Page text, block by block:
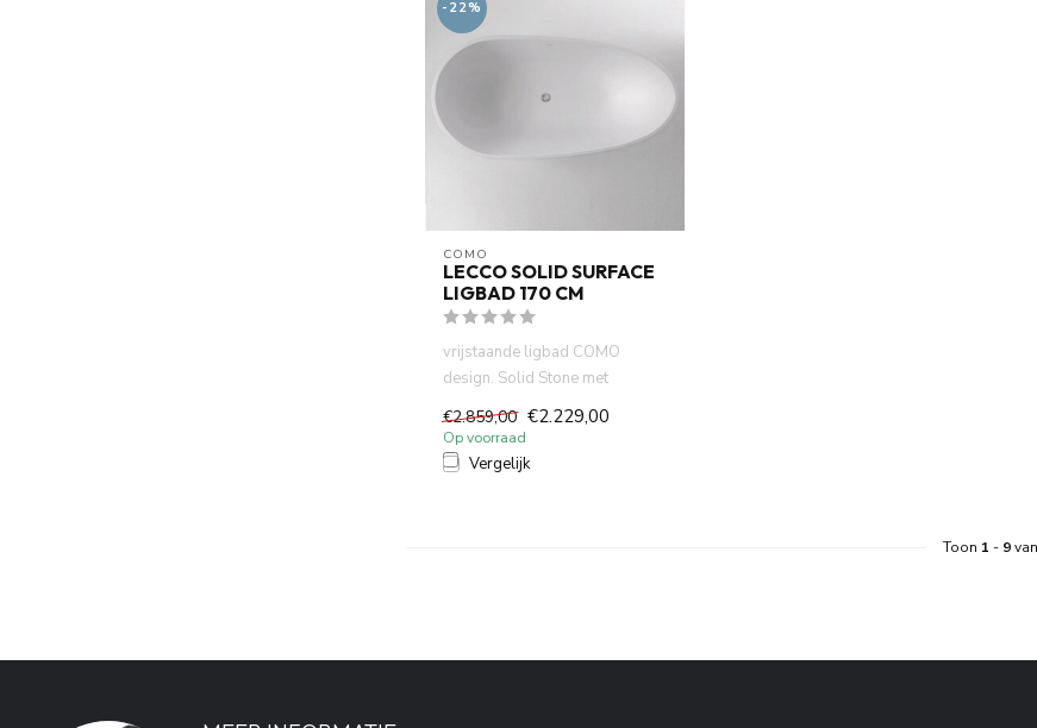
-22%
COMO
LECCO SOLID SURFACE
LIGBAD 170 CM
vrijstaande ligbad COMO
design. Solid Stone met
G...
€2.859,00 €2.229,00
Op voorraad
Vergelijk
Toon 1 - 9